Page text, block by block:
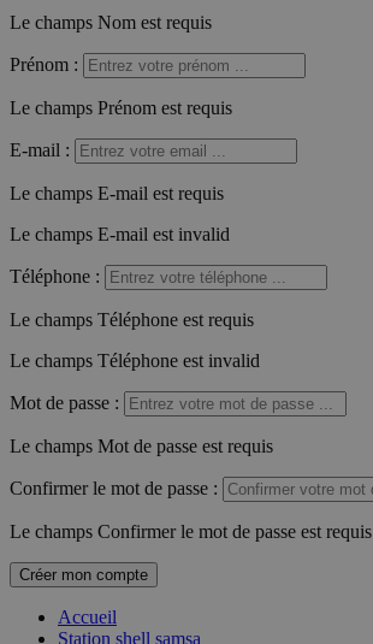
Le champs Nom est requis
Prénom :
Le champs Prénom est requis
E-mail :
Le champs E-mail est requis
Le champs E-mail est invalid
Téléphone :
Le champs Téléphone est requis
Le champs Téléphone est invalid
Mot de passe :
Le champs Mot de passe est requis
Confirmer le mot de passe :
Le champs Confirmer le mot de passe est requis
Créer mon compte
Accueil
Station shell samsa